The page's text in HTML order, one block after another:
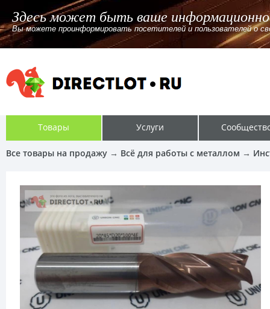
Здесь может быть ваше
Вы можете проинформировать посетителей и пользователей о
Товары Услуги
Все товары на продажу → Всё для работы с металлом →